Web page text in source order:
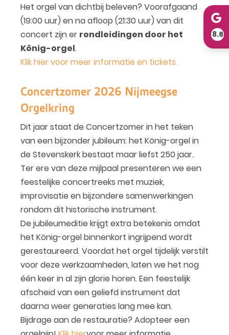
Het orgel van dichtbij beleven? Voorafgaand
(19:00 uur) en na afloop (21:30 uur) van dit
concert zijn er rondleidingen door het
König-orgel.
Klik hier voor meer informatie en tickets.
Concertzomer 2026 Nijmeegse
Orgelkring
Dit jaar staat de Concertzomer in het teken
van een bijzonder jubileum: het König-orgel in
de Stevenskerk bestaat maar liefst 250 jaar.
Ter ere van deze mijlpaal presenteren we een
feestelijke concertreeks met muziek,
improvisatie en bijzondere samenwerkingen
rondom dit historische instrument.
De jubileumeditie krijgt extra betekenis omdat
het König-orgel binnenkort ingrijpend wordt
gerestaureerd. Voordat het orgel tijdelijk verstilt
voor deze werkzaamheden, laten we het nog
één keer in al zijn glorie horen. Een feestelijk
afscheid van een geliefd instrument dat
daarna weer generaties lang mee kan.
Bijdrage aan de restauratie? Adopteer een
8.6